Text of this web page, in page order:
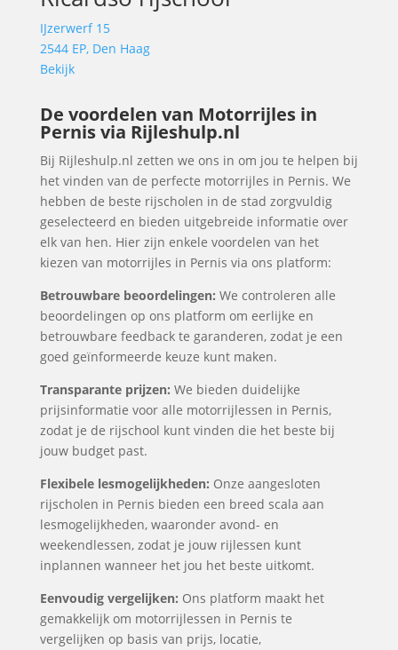
IJzerwerf 15
2544 EP, Den Haag
Bekijk
De voordelen van Motorrijles in
Pernis via Rijleshulp.nl
Bij Rijleshulp.nl zetten we ons in om jou te helpen bij
het vinden van de perfecte motorrijles in Pernis. We
hebben de beste rijscholen in de stad zorgvuldig
geselecteerd en bieden uitgebreide informatie over
elk van hen. Hier zijn enkele voordelen van het
kiezen van motorrijles in Pernis via ons platform:
Betrouwbare beoordelingen: We controleren alle
beoordelingen op ons platform om eerlijke en
betrouwbare feedback te garanderen, zodat je een
goed geïnformeerde keuze kunt maken.
Transparante prijzen: We bieden duidelijke
prijsinformatie voor alle motorrijlessen in Pernis,
zodat je de rijschool kunt vinden die het beste bij
jouw budget past.
Flexibele lesmogelijkheden: Onze aangesloten
rijscholen in Pernis bieden een breed scala aan
lesmogelijkheden, waaronder avond- en
weekendlessen, zodat je jouw rijlessen kunt
inplannen wanneer het jou het beste uitkomt.
Eenvoudig vergelijken: Ons platform maakt het
gemakkelijk om motorrijlessen in Pernis te
vergelijken op basis van prijs, locatie,